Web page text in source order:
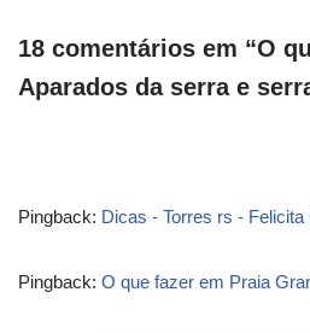
18 comentários em “O
Aparados da serra e
Pingback: Dicas - Torres rs - Felicita
Pingback: O que fazer em Praia